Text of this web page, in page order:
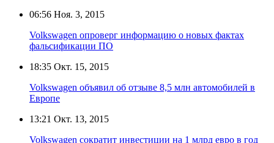
06:56 Ноя. 3, 2015
Volkswagen опроверг информацию о новых фактах
фальсификации ПО
18:35 Окт. 15, 2015
Volkswagen объявил об отзыве 8,5 млн автомобилей в
Европе
13:21 Окт. 13, 2015
Volkswagen сократит инвестиции на 1 млрд евро в год